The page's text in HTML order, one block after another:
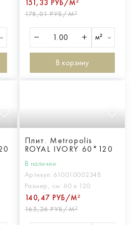
151,33 РУБ/М²
178,01 РУБ/М²
м²
В корзину
Плит. Metropolis
ROYAL IVORY 60*120
В наличии
Артикул: 610010002348
Размер, см: 60 х 120
140,47 РУБ/М²
165,26 РУБ/М²